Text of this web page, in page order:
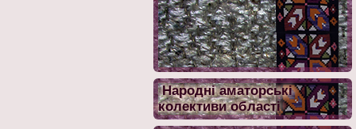
Народні аматорські
колективи області